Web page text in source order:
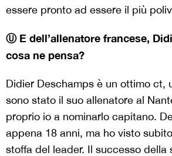
essere pronto ad essere il più
Ⓤ E dell’allenatore francese,
cosa ne pensa?
Didier Deschamps è un ottimo ct,
sono stato il suo allenatore al
proprio io a nominarlo capitano.
appena 18 anni, ma ho visto
stoffa del leader. Il successo della